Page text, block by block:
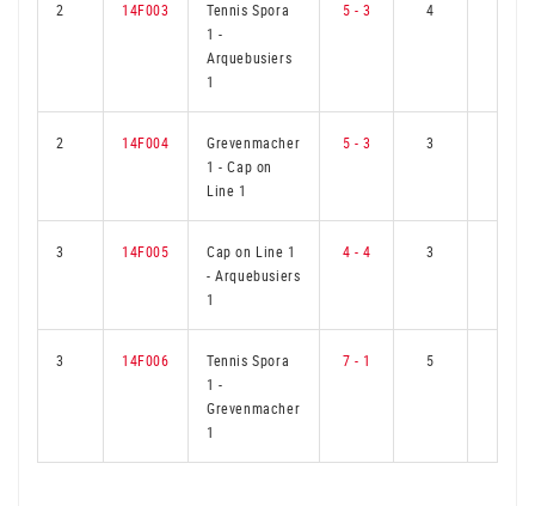
2 14F003
Tennis Spora
1-
Arquebusiers
1
5 - 3 4
2 14F004
Grevenmacher
1-Cap on
Line 1
5 - 3 3
3 14F005
Cap on Line 1
-Arquebusiers
1
4 - 4 3
3 14F006
Tennis Spora
1-
Grevenmacher
1
7 - 1 5